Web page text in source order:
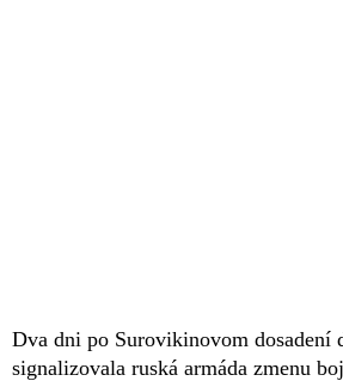
Dva dni po Surovikinovom dosadení
signalizovala ruská armáda zmenu